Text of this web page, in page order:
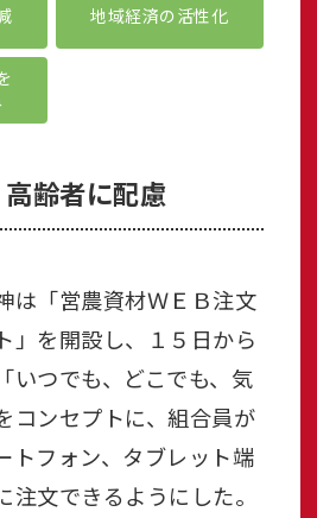
地域経済の活性化
齢者に配慮
は「営農資材ＷＥＢ注文
」を開設し、１５日から
いつでも、どこでも、気
コンセプトに、組合員が
トフォン、タブレット端
注文できるようにした。